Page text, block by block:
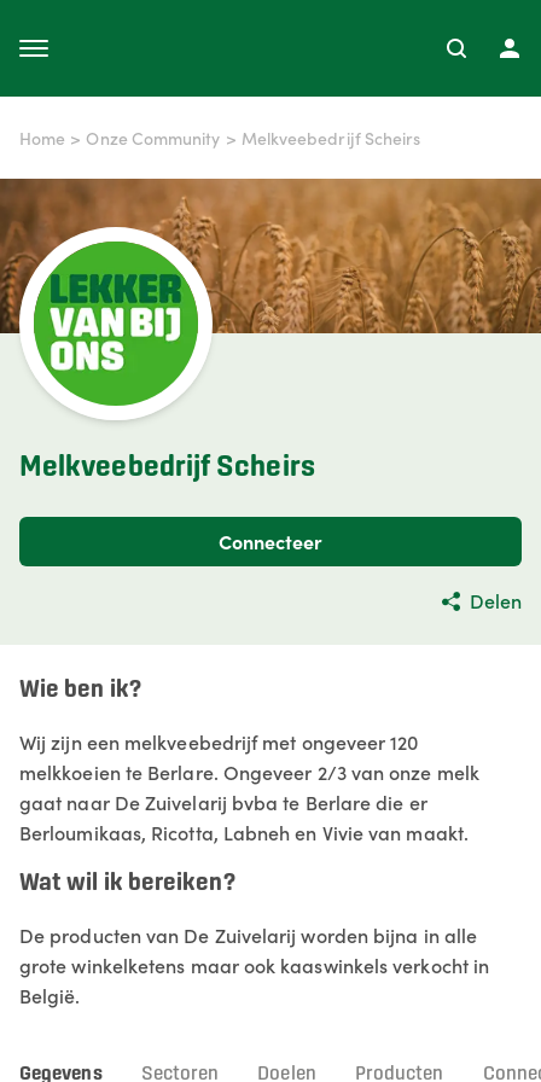
Home > Onze Community > Melkveebedrijf Scheirs
Melkveebedrijf Scheirs
Connecteer
Delen
Wie ben ik?
Wij zijn een melkveebedrijf met ongeveer 120
melkkoeien te Berlare. Ongeveer 2/3 van onze melk
gaat naar De Zuivelarij bvba te Berlare die er
Berloumikaas, Ricotta, Labneh en Vivie van maakt.
Wat wil ik bereiken?
De producten van De Zuivelarij worden bijna in alle
grote winkelketens maar ook kaaswinkels verkocht in
België.
Gegevens Sectoren Doelen Producten